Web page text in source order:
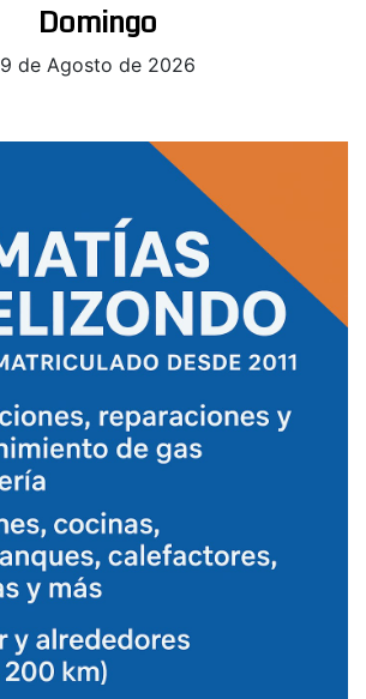
Domingo
9 de Agosto de 2026